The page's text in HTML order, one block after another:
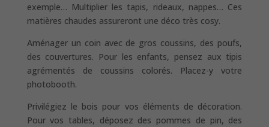
exemple… Multiplier les tapis, rideaux, nappes… Ces
matières chaudes assureront une déco très cosy.
Aménager un coin avec de gros coussins, des poufs,
des couvertures. Pour les enfants, pensez aux tipis
agrémentés de coussins colorés. Placez-y votre
photobooth.
Privilégiez le bois pour vos éléments de décoration.
Pour vos tables, déposez des pommes de pin, des